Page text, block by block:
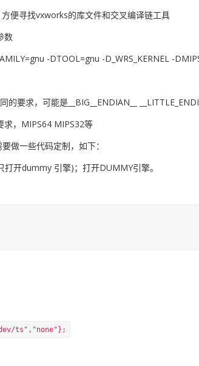
便寻找vxworks的库文件和交叉编译链工具
数
-DTOOL=gnu -D_WRS_KERNEL -
要求，可能是__BIG__ENDIAN__
求，MIPS64 MIPS32等
做一些代码定制，如下：
开dummy 引擎)；打开DUMMY引擎。
dev/ts","none"};